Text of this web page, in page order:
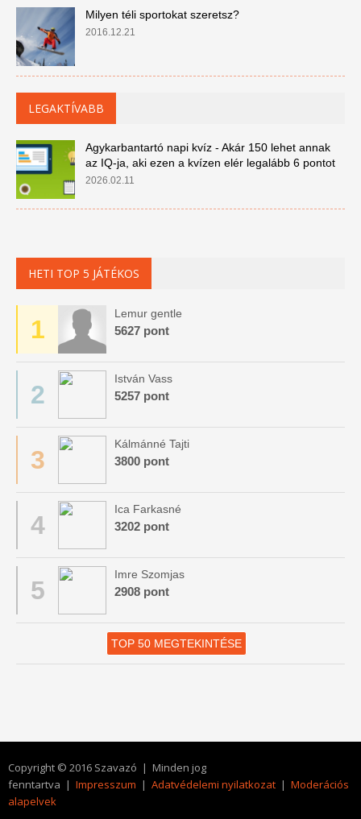
Milyen téli sportokat szeretsz?
2016.12.21
LEGAKTÍVABB
Agykarbantartó napi kvíz - Akár 150 lehet annak
az IQ-ja, aki ezen a kvízen elér legalább 6 pontot
2026.02.11
HETI TOP 5 JÁTÉKOS
1
Lemur gentle
5627 pont
2
István Vass
5257 pont
3
Kálmánné Tajti
3800 pont
4
Ica Farkasné
3202 pont
5
Imre Szomjas
2908 pont
TOP 50 MEGTEKINTÉSE
Copyright © 2016 Szavazó | Minden jog
fenntartva | Impresszum | Adatvédelemi nyilatkozat | Moderációs
alapelvek